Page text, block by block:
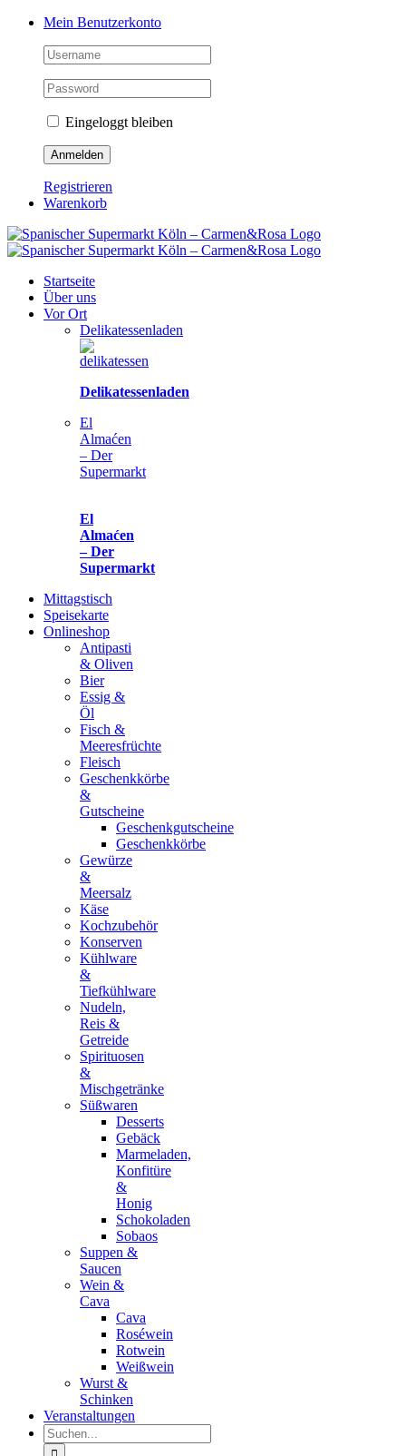
Zum
springen
Facebook
Instagram
Pinterest
Tiktok
YouTubeMein Benutzerkonto
Eingeloggt bleiben
Registrieren
Warenkorb
Startseite
Über uns
Vor Ort
Delikatessenladen
Delikatessenladen
El
Almaćen
– Der
Supermarkt
El
Almaćen
– Der
Supermarkt
Mittagstisch
Speisekarte
Onlineshop
Antipasti
& Oliven
Bier
Essig &
Öl
Fisch &
Meeresfrüchte
Fleisch
Geschenkkörbe
&
Gutscheine
Geschenkgutscheine
Geschenkkörbe
Gewürze
&
Meersalz
Käse
Kochzubehör
Konserven
Kühlware
&
Tiefkühlware
Nudeln,
Reis &
Getreide
Spirituosen
&
Mischgetränke
Süßwaren
Desserts
Gebäck
Marmeladen,
Konfitüre
&
Honig
Schokoladen
Sobaos
Suppen &
Saucen
Wein &
Cava
Cava
Roséwein
Rotwein
Weißwein
Wurst &
Schinken
Veranstaltungen
Suche
nach: